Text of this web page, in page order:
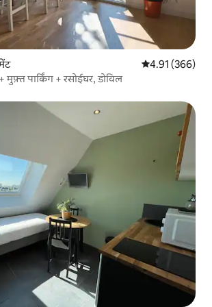
औसत रेटिंग 5 में से
4.91 (366)
पार्किंग + रसोईघर, डोविल